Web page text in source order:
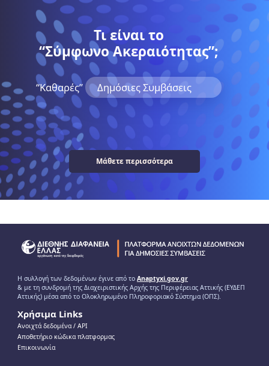
Τι είναι το
“Σύμφωνο Ακεραιότητας”;
“Kαθαρές” Δημόσιες Συμβάσεις
Μάθετε περισσότερα
Η συλλογή των δεδομένων έγινε από το Anaptyxi.gov.gr
& με τη συνδρομή της Διαχειριστικής Αρχής της Περιφέρειας Αττικής (ΕΥΔΕΠ
Αττικής) μέσα από το Ολοκληρωμένο Πληροφοριακό Σύστημα (ΟΠΣ).
Χρήσιμα Links
Ανοιχτά δεδομένα / ΑPI
Αποθετήριο κώδικα πλατφορμας
Επικοινωνία